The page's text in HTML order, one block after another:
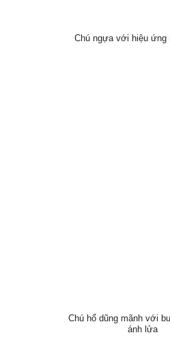
Chú hổ dũng mãnh với
ánh lửa